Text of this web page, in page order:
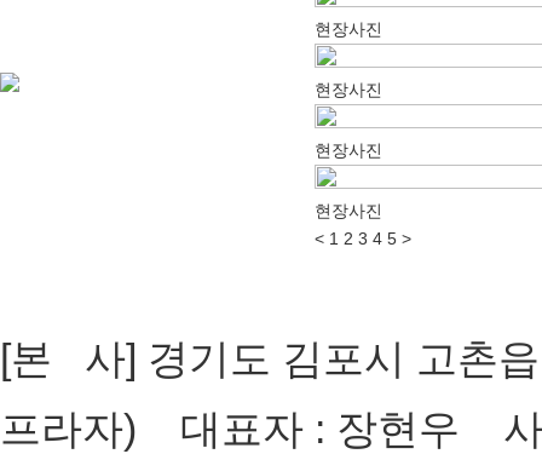
현장사진
현장사진
현장사진
현장사진
< 1 2 3 4 5 >
[본 사] 경기도 김포시 고촌
프라자) 대표자 : 장현우